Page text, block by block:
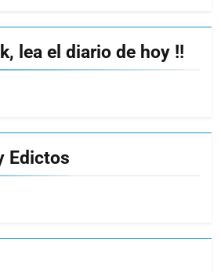
lea el diario de hoy !!
Edictos